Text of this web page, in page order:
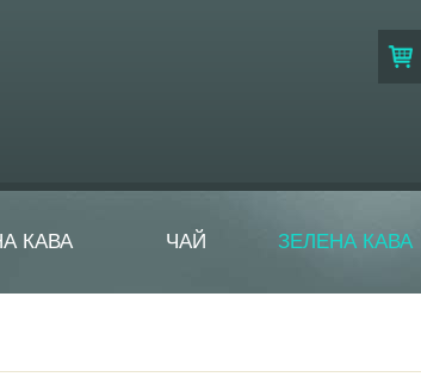
КАВА ЧАЙ ЗЕЛЕНА КАВА